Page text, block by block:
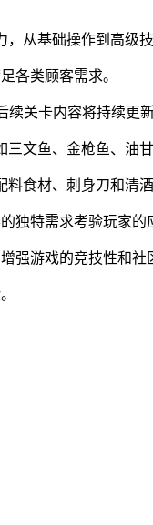
从基础操作到高级
各类顾客需求。
关卡内容将持续更
文鱼、金枪鱼、
食材、刺身刀和清
独特需求考验玩家的
强游戏的竞技性和社